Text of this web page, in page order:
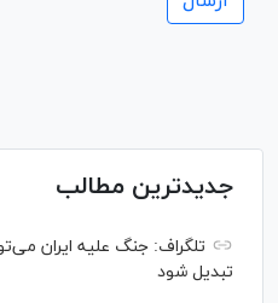
جدیدترین مطالب
تلگراف: جنگ علیه ایران
تبدیل شود